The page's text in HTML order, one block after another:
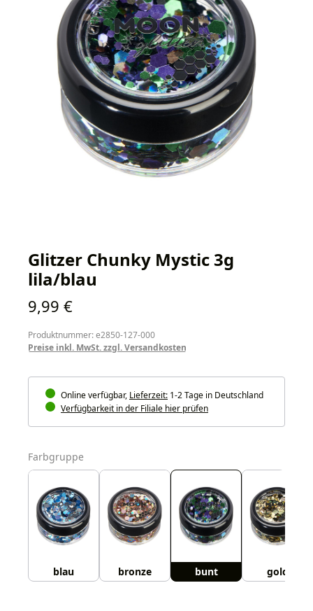
Glitzer Chunky Mystic 3g
lila/blau
Regulärer Preis:
9,99 €
Produktnummer: e2850-127-000
Preise inkl. MwSt. zzgl. Versandkosten
Online verfügbar, Lieferzeit: 1-2 Tage in Deutschland
Verfügbarkeit in der Filiale hier prüfen
Farbgruppe
blau bronze bunt gold